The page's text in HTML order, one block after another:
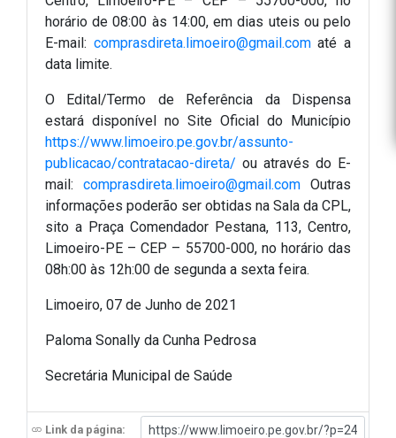
horário de 08:00 às 14:00, em dias uteis ou pelo
E-mail: comprasdireta.limoeiro@gmail.comaté a
data limite.
O Edital/Termo de Referência da Dispensa
estará disponível no Site Oficial do Município
https://www.limoeiro.pe.gov.br/assunto-
publicacao/contratacao-direta/ ou através do E-
mail: comprasdireta.limoeiro@gmail.com Outras
informações poderão ser obtidas na Sala da CPL,
sito a Praça Comendador Pestana, 113, Centro,
Limoeiro-PE – CEP – 55700-000, no horário das
08h:00 às 12h:00 de segunda a sexta feira.
Limoeiro, 07 de Junho de 2021
Paloma Sonally da Cunha Pedrosa
Secretária Municipal de Saúde
Link da página: